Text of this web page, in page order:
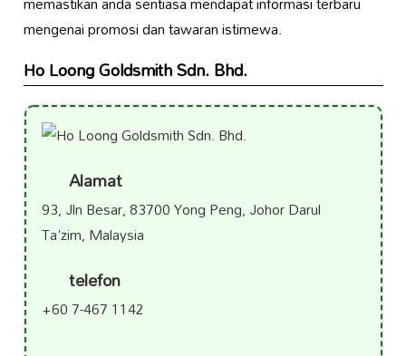
mengenai promosi dan tawaran istimewa.
Ho Loong Goldsmith Sdn. Bhd.
Alamat
93, Jln Besar, 83700 Yong Peng, Johor Darul
Ta'zim, Malaysia
telefon
+60 7-467 1142